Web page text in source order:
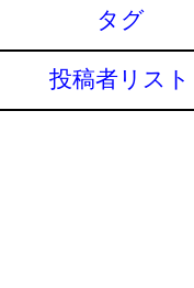
タグ
投稿者リスト